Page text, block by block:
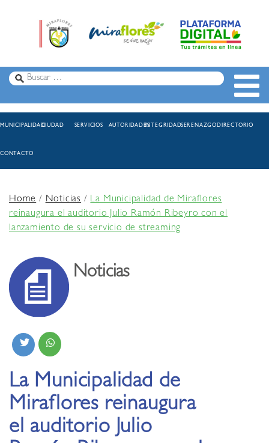
MUNICIPALIDADCIUDAD SERVICIOS AUTORIDADESINTEGRIDADSERENAZGODIRECTORIO
CONTACTO
Home/Noticias /La Municipalidad de Miraflores
reinaugura el auditorio Julio Ramón Ribeyro con el
lanzamiento de su servicio de streaming
Noticias
La Municipalidad de
Miraflores reinaugura
el auditorio Julio